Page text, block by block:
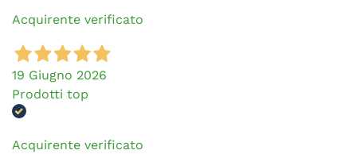
Acquirente verificato
19 Giugno 2026
Prodotti top
Acquirente verificato